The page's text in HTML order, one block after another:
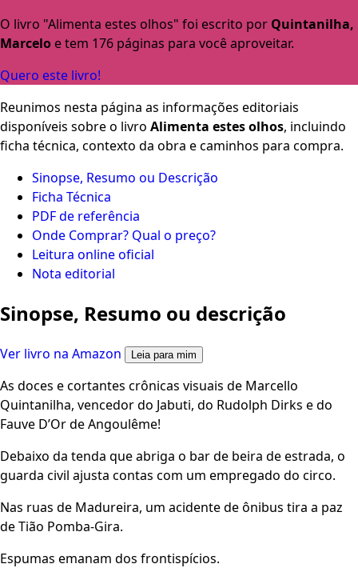
O livro "Alimenta estes olhos" foi escrito por Quintanilha,
Marcelo e tem 176 páginas para você aproveitar.
Quero este livro!
Reunimos nesta página as informações editoriais
disponíveis sobre o livro Alimenta estes olhos, incluindo
ficha técnica, contexto da obra e caminhos para compra.
Sinopse, Resumo ou Descrição
Ficha Técnica
PDF de referência
Onde Comprar? Qual o preço?
Leitura online oficial
Nota editorial
Sinopse, Resumo ou descrição
Ver livro na Amazon Leia para mim
As doces e cortantes crônicas visuais de Marcello
Quintanilha, vencedor do Jabuti, do Rudolph Dirks e do
Fauve D’Or de Angoulême!
Debaixo da tenda que abriga o bar de beira de estrada, o
guarda civil ajusta contas com um empregado do circo.
Nas ruas de Madureira, um acidente de ônibus tira a paz
de Tião Pomba-Gira.
Espumas emanam dos frontispícios.